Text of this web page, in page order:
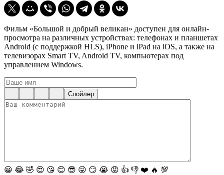
Фильм «Большой и добрый великан» доступен для онлайн-
просмотра на различных устройствах: телефонах и планшетах
Android (с поддержкой HLS), iPhone и iPad на iOS, а также на
телевизорах Smart TV, Android TV, компьютерах под
управлением Windows.
Спойлер
😀 😂 🤣 😍 😘 😊 😎 😜 😏 😭 😡 👍 👎 ❤️ 🔥 💯